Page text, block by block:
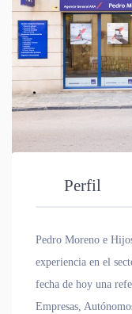
Perfil
Pedro Moreno e
experiencia en el
fecha de hoy una
Empresas,